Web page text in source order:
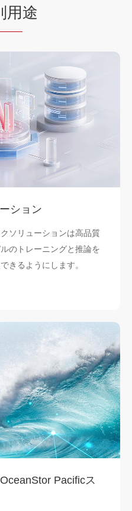
用途
ション
ソリューションは高品質
のトレーニングと推論を
きるようにします。
Pacificス